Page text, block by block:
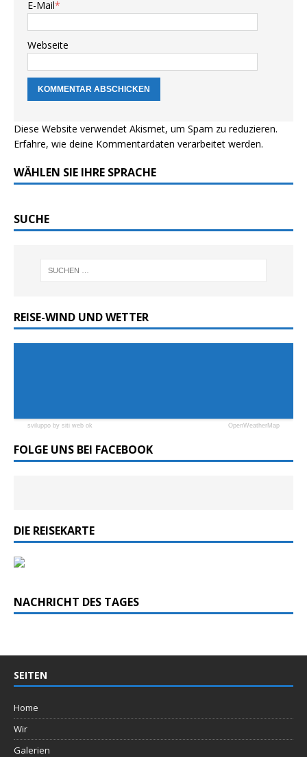
E-Mail*
Webseite
Diese Website verwendet Akismet, um Spam zu reduzieren.
Erfahre, wie deine Kommentardaten verarbeitet werden.
WÄHLEN SIE IHRE SPRACHE
SUCHE
REISE-WIND UND WETTER
sviluppo by siti web ok OpenWeatherMap
FOLGE UNS BEI FACEBOOK
DIE REISEKARTE
NACHRICHT DES TAGES
SEITEN
Home
Wir
Galerien